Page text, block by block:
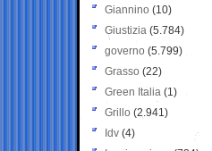
Giannino (10)
Giustizia (5.784)
governo (5.799)
Grasso (22)
Green Italia (1)
Grillo (2.941)
Idv (4)